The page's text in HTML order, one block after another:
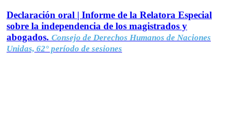
Declaración oral | Informe de la Relatora Especial
sobre la independencia de los magistrados y
abogados. Consejo de Derechos Humanos de Naciones
Unidas, 62° período de sesiones